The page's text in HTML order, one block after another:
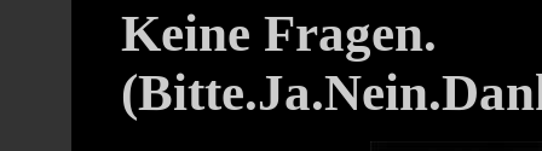
Keine Fragen.